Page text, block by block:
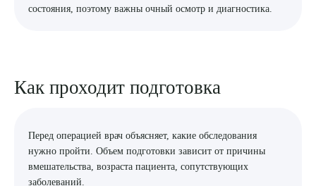
состояния, поэтому важны очный осмотр и диагностика.
Как проходит подготовка
Перед операцией врач объясняет, какие обследования
нужно пройти. Объем подготовки зависит от причины
вмешательства, возраста пациента, сопутствующих
заболеваний.